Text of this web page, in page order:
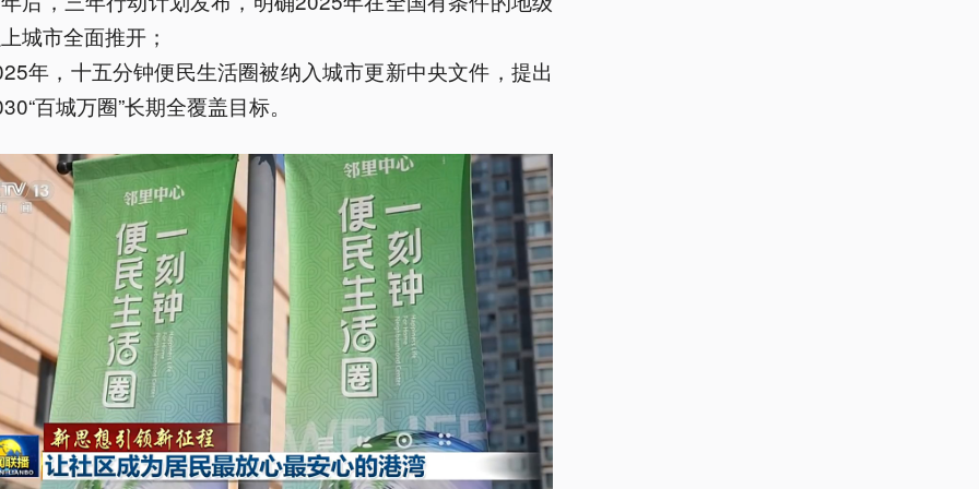
城市全面推开；
年，十五分钟便民生活圈被纳入城市更新中央文件，提出
百城万圈”长期全覆盖目标。